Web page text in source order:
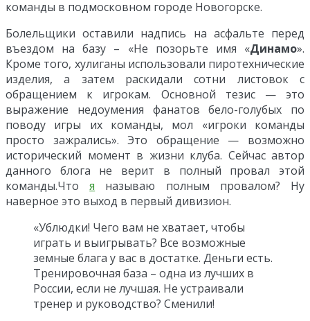
команды в подмосковном городе Новогорске.
Болельщики оставили надпись на асфальте перед
въездом на базу – «Не позорьте имя «Динамо».
Кроме того, хулиганы использовали пиротехнические
изделия, а затем раскидали сотни листовок с
обращением к игрокам. Основной тезис — это
выражение недоумения фанатов бело-голубых по
поводу игры их команды, мол «игроки команды
просто зажрались». Это обращение — возможно
исторический момент в жизни клуба. Сейчас автор
данного блога не верит в полный провал этой
команды.Чтоя называю полным провалом? Ну
наверное это выход в первый дивизион.
«Ублюдки! Чего вам не хватает, чтобы
играть и выигрывать? Все возможные
земные блага у вас в достатке. Деньги есть.
Тренировочная база – одна из лучших в
России, если не лучшая. Не устраивали
тренер и руководство? Сменили!